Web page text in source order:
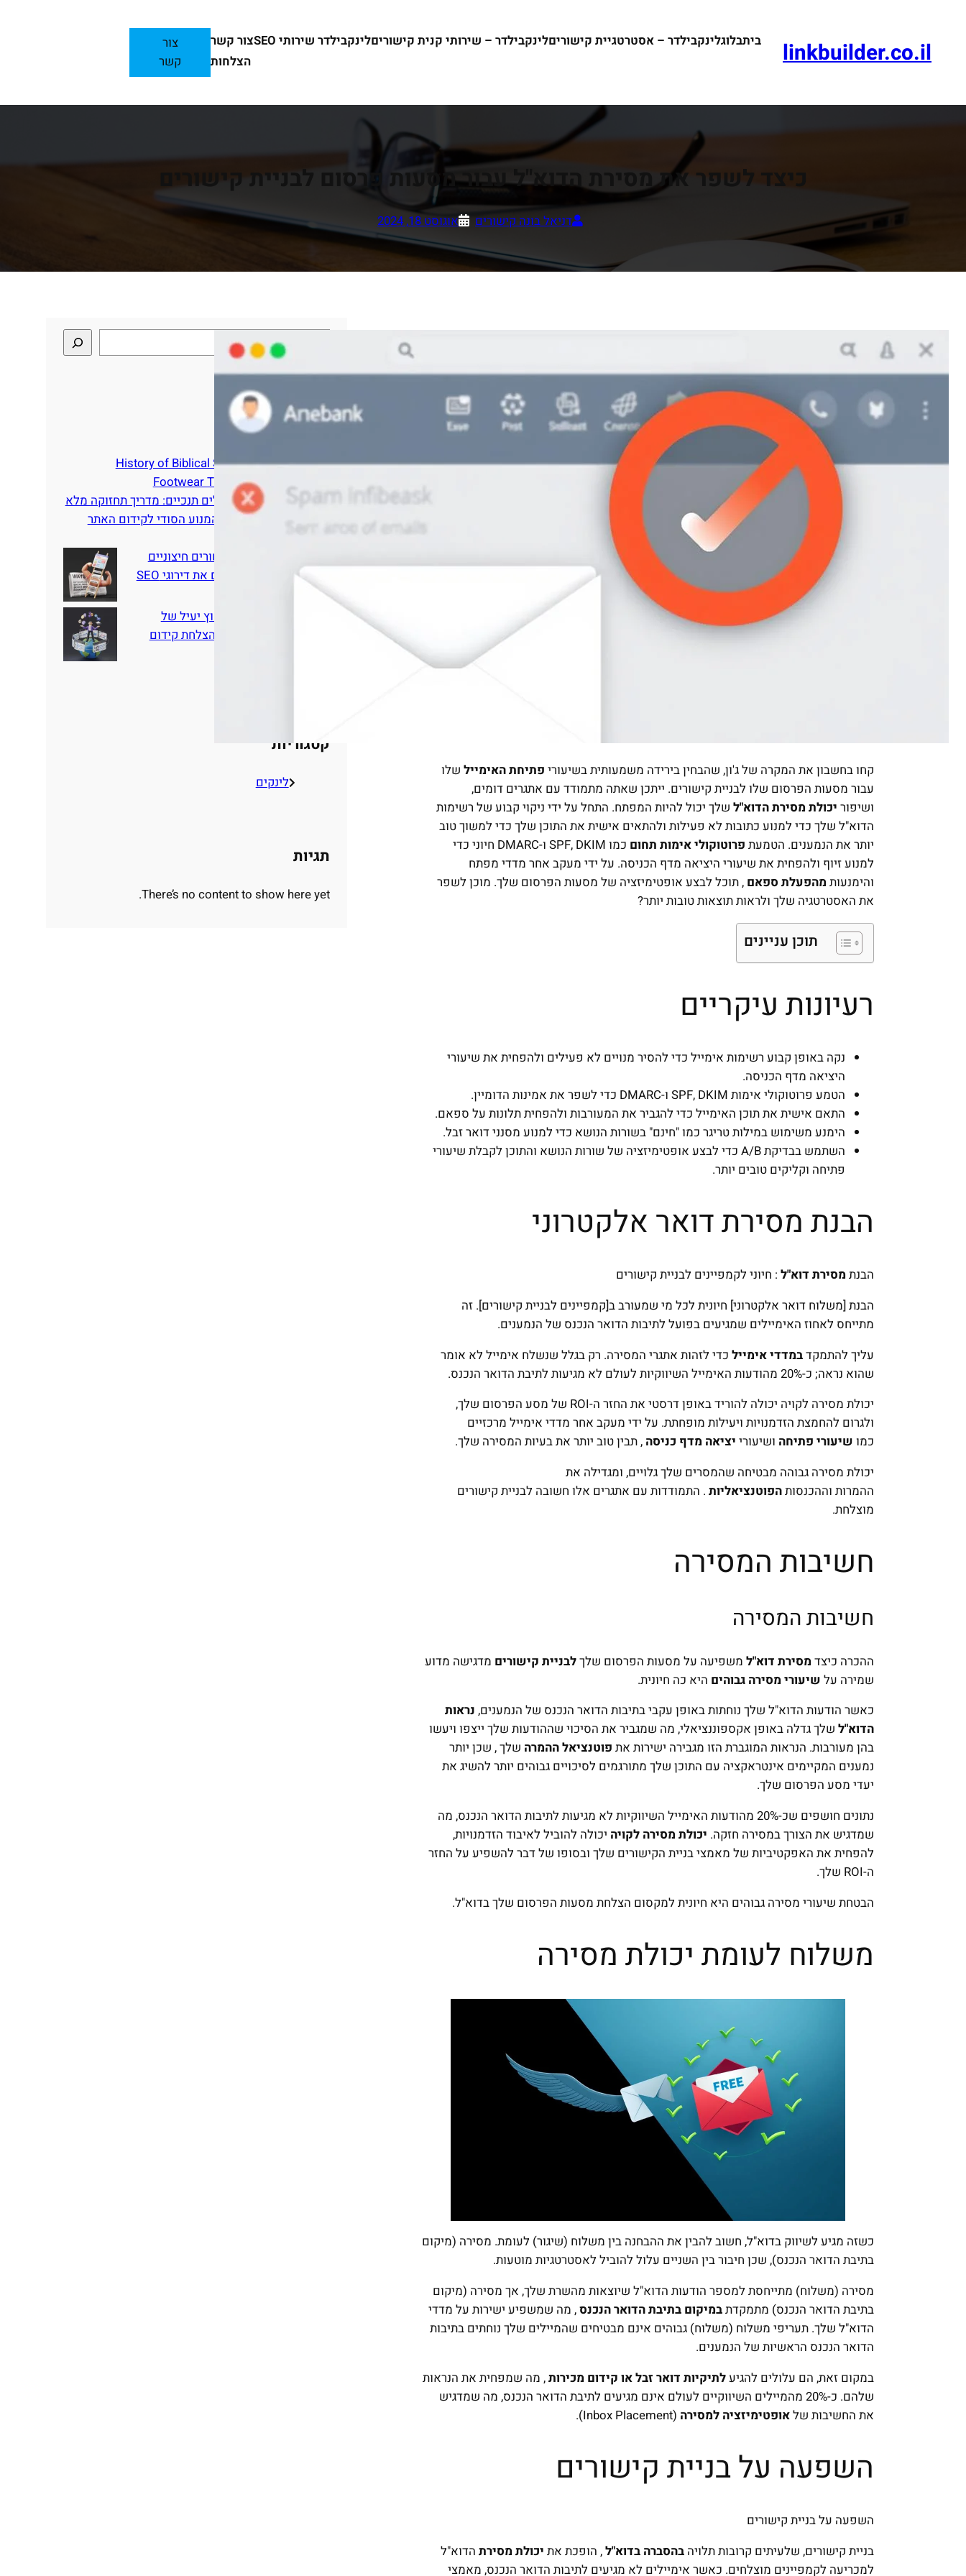
linkbuilder.co.il ביתבלוגלינקבילדר – אסטרטגיית קישוריםלינקבילדר – שירותי קנית קישוריםלינקבילדר שירותי SEO
צור קשר
הצלחות
צור
קשר
כיצד לשפר את מסירת הדוא"ל עבור מסעות פרסום לבניית קישורים
דניאל בונה קישורים אוגוסט 18, 2024
קחו בחשבון את המקרה של ג'ון, שהבחין בירידה משמעותית בשיעורי פתיחת האימייל שלו
עבור מסעות הפרסום שלו לבניית קישורים. ייתכן שאתה מתמודד עם אתגרים דומים,
ושיפור יכולת מסירת הדוא"ל שלך יכול להיות המפתח. התחל על ידי ניקוי קבוע של רשימות
הדוא"ל שלך כדי למנוע כתובות לא פעילות ולהתאים אישית את התוכן שלך כדי למשוך טוב
יותר את הנמענים. הטמעת פרוטוקולי אימות תחום
כמו SPF, DKIM ו-DMARC חיוני כדי
למנוע זיוף ולהפחית את שיעורי היציאה מדף הכניסה. על ידי מעקב אחר מדדי מפתח
והימנעות מהפעלת ספאם , תוכל לבצע אופטימיזציה של מסעות הפרסום שלך. מוכן לשפר
את האסטרטגיה שלך ולראות תוצאות טובות יותר?
תוכן עניינים
רעיונות עיקריים
נקה באופן קבוע רשימות אימייל כדי להסיר מנויים לא פעילים ולהפחית את שיעורי
היציאה מדף הכניסה.
הטמע פרוטוקולי אימות SPF, DKIM ו-DMARC כדי לשפר את אמינות הדומיין.
התאם אישית את תוכן האימייל כדי להגביר את המעורבות ולהפחית תלונות על ספאם.
הימנע משימוש במילות טריגר כמו "חינם" בשורות הנושא כדי למנוע מסנני דואר זבל.
השתמש בבדיקת A/B כדי לבצע אופטימיזציה של שורות הנושא והתוכן לקבלת שיעורי
פתיחה וקליקים טובים יותר.
הבנת מסירת דואר אלקטרוני
הבנת מסירת דוא"ל : חיוני לקמפיינים לבניית קישורים
הבנת [משלוח דואר אלקטרוני] חיונית לכל מי שמעורב ב[קמפיינים לבניית קישורים]. זה
מתייחס לאחוז האימיילים שמגיעים בפועל לתיבות הדואר הנכנס של הנמענים.
עליך להתמקדבמדדי אימייל כדי לזהות אתגרי המסירה. רק בגלל שנשלח אימייל לא אומר
שהוא נראה; כ-20% מהודעות האימייל השיווקיות לעולם לא מגיעות לתיבת הדואר הנכנס.
יכולת מסירה לקויה יכולה להוריד באופן דרסטי את החזר ה-ROI של מסע הפרסום שלך,
ולגרום להחמצת הזדמנויות ויעילות מופחתת. על ידי מעקב אחר מדדי אימייל מרכזיים
כמו שיעורי פתיחה ושיעורי יציאה מדף כניסה , תבין טוב יותר את בעיות המסירה שלך.
יכולת מסירה גבוהה מבטיחה שהמסרים שלך גלויים, ומגדילה את
ההמרות וההכנסותהפוטנציאליות . התמודדות עם אתגרים אלו חשובה לבניית קישורים
מוצלחת.
חשיבות המסירה
חשיבות המסירה
ההכרה כיצד מסירת דוא"ל משפיעה על מסעות הפרסום שלךלבניית קישורים מדגישה מדוע
שמירה על שיעורי מסירה גבוהים היא כה חיונית.
כאשר הודעות הדוא"ל שלך נוחתות באופן עקבי בתיבות הדואר הנכנס של הנמענים, נראות
הדוא"ל שלך גדלה באופן אקספוננציאלי, מה שמגביר את הסיכוי שההודעות שלך ייצפו ויעשו
בהן מעורבות. הנראות המוגברת הזו מגבירה ישירות את פוטנציאל ההמרה שלך , שכן יותר
נמענים המקיימים אינטראקציה עם התוכן שלך מתורגמים לסיכויים גבוהים יותר להשיג את
יעדי מסע הפרסום שלך.
נתונים חושפים שכ-20% מהודעות האימייל השיווקיות לא מגיעות לתיבות הדואר הנכנס, מה
שמדגיש את הצורך במסירה חזקה. יכולת מסירה לקויה יכולה להוביל לאיבוד הזדמנויות,
להפחית את האפקטיביות של מאמצי בניית הקישורים שלך ובסופו של דבר להשפיע על החזר
ה-ROI שלך.
הבטחת שיעורי מסירה גבוהים היא חיונית למקסום הצלחת מסעות הפרסום שלך בדוא"ל.
משלוח לעומת יכולת מסירה
כשזה מגיע לשיווק בדוא"ל, חשוב להבין את ההבחנה בין משלוח (שיגור) לעומת. מסירה (מיקום
בתיבת הדואר הנכנס), שכן חיבור בין השניים עלול להוביל לאסטרטגיות מוטעות.
מסירה (משלוח) מתייחסת למספר הודעות הדוא"ל שיוצאות מהשרת שלך, אך מסירה (מיקום
בתיבת הדואר הנכנס) מתמקדתבמיקום בתיבת הדואר הנכנס, מה שמשפיע ישירות על מדדי
הדוא"ל שלך. תעריפי משלוח (משלוח) גבוהים אינם מבטיחים שהמיילים שלך נוחתים בתיבות
הדואר הנכנס הראשיות של הנמענים.
במקום זאת, הם עלולים להגיעלתיקיות דואר זבל או קידום מכירות, מה שמפחית את הנראות
שלהם. כ-20% מהמיילים השיווקיים לעולם אינם מגיעים לתיבת הדואר הנכנס, מה שמדגיש
את החשיבות שלאופטימיזציה למסירה (Inbox Placement).
השפעה על בניית קישורים
השפעה על בניית קישורים
בניית קישורים, שלעיתים קרובות תלויה בהסברה בדוא"ל, הופכת את יכולת מסירת הדוא"ל
למכריעה לקמפיינים מוצלחים. כאשר אימיילים לא מגיעים לתיבות הדואר הנכנס, מאמצי
a
c
פוסטים אחרונים
History of Biblical Sandals: Ancient
Footwear Through the Ages
כיצד לטפל בסנדלים תנכיים: מדריך תחזוקה מלא
בניית קישורים – המנוע הסודי לקידום האתר
10 דרכים בהן קישורים חיצוניים
מיקור חוץ מגבירים את דירוגי SEO
איך לבצע מיקור חוץ יעיל של
קישורים חוזרים להצלחת קידום
קטגוריות
לינקים
תגיות
There’s no content to show here yet.